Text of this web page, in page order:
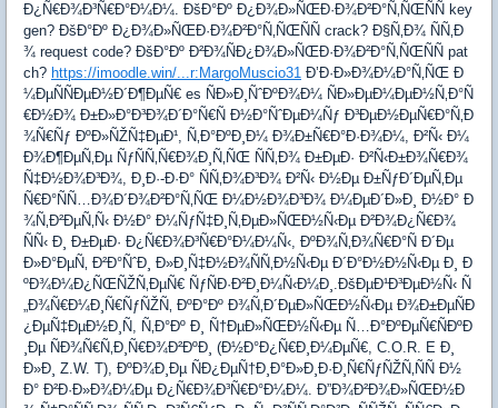
Ð¿Ñ€Ð¾Ð³Ñ€Ð°Ð¼Ð¼. ÐšÐ°Ðº Ð¿Ð¾Ð»ÑŒÐ·Ð¾Ð²Ð°Ñ‚ÑŒÑÑ key
gen? ÐšÐ°Ðº Ð¿Ð¾Ð»ÑŒÐ·Ð¾Ð²Ð°Ñ‚ÑŒÑÑ crack? Ð§Ñ‚Ð¾ ÑÑ‚Ð
¾ request code? ÐšÐ°Ðº Ð²Ð¾ÑÐ¿Ð¾Ð»ÑŒÐ·Ð¾Ð²Ð°Ñ‚ÑŒÑÑ pat
ch? https://imoodle.win/...r:MargoMuscio31 Ð’Ð·Ð»Ð¾Ð¼Ð°Ñ‚ÑŒ Ð
¼ÐµÑÑÐµÐ½Ð´Ð¶ÐµÑ€ es ÑÐ»Ð¸ÑˆÐºÐ¾Ð¼ ÑÐ»ÐµÐ¼ÐµÐ½Ñ‚Ð°Ñ
€Ð½Ð¾ Ð±Ð»Ð°Ð³Ð¾Ð´Ð°Ñ€Ñ Ð½Ð°ÑˆÐµÐ¼Ñƒ Ð³ÐµÐ½ÐµÑ€Ð°Ñ‚Ð
¾Ñ€Ñƒ ÐºÐ»ÑŽÑ‡ÐµÐ¹, Ñ‚Ð°ÐºÐ¸Ð¼ Ð¾Ð±Ñ€Ð°Ð·Ð¾Ð¼, Ð²Ñ‹ Ð¼
Ð¾Ð¶ÐµÑ‚Ðµ ÑƒÑÑ‚Ñ€Ð¾Ð¸Ñ‚ÑŒ ÑÑ‚Ð¾ Ð±ÐµÐ· Ð²Ñ‹Ð±Ð¾Ñ€Ð¾
Ñ‡Ð½Ð¾Ð³Ð¾, Ð¸Ð·-Ð·Ð° ÑÑ‚Ð¾Ð³Ð¾ Ð²Ñ‹ Ð½Ðµ Ð±ÑƒÐ´ÐµÑ‚Ðµ
Ñ€Ð°ÑÑ…Ð¾Ð´Ð¾Ð²Ð°Ñ‚ÑŒ Ð¼Ð½Ð¾Ð³Ð¾ Ð¼ÐµÐ´Ð»Ð¸ Ð½Ð° Ð
¾Ñ‚Ð²ÐµÑ‚Ñ‹ Ð½Ð° Ð¼ÑƒÑ‡Ð¸Ñ‚ÐµÐ»ÑŒÐ½Ñ‹Ðµ Ð²Ð¾Ð¿Ñ€Ð¾
ÑÑ‹ Ð¸ Ð±ÐµÐ· Ð¿Ñ€Ð¾Ð³Ñ€Ð°Ð¼Ð¼Ñ‹, ÐºÐ¾Ñ‚Ð¾Ñ€Ð°Ñ Ð´Ðµ
Ð»Ð°ÐµÑ‚ Ð²Ð°ÑˆÐ¸ Ð»Ð¸Ñ‡Ð½Ð¾ÑÑ‚Ð½Ñ‹Ðµ Ð´Ð°Ð½Ð½Ñ‹Ðµ Ð¸ Ð
ºÐ¾Ð¼Ð¿ÑŒÑŽÑ‚ÐµÑ€ ÑƒÑÐ·Ð²Ð¸Ð¼Ñ‹Ð¼Ð¸.ÐšÐµÐ¹Ð³ÐµÐ½Ñ‹ Ñ
„Ð¾Ñ€Ð¼Ð¸Ñ€ÑƒÑŽÑ‚ ÐºÐ°Ðº Ð¾Ñ‚Ð´ÐµÐ»ÑŒÐ½Ñ‹Ðµ Ð¾Ð±ÐµÑÐ
¿ÐµÑ‡ÐµÐ½Ð¸Ñ, Ñ‚Ð°Ðº Ð¸ Ñ†ÐµÐ»ÑŒÐ½Ñ‹Ðµ Ñ…Ð°ÐºÐµÑ€ÑÐºÐ
¸Ðµ ÑÐ¾Ñ€Ñ‚Ð¸Ñ€Ð¾Ð²ÐºÐ¸ (Ð½Ð°Ð¿Ñ€Ð¸Ð¼ÐµÑ€, C.O.R. E Ð¸
Ð»Ð¸ Z.W. T), ÐºÐ¾Ð¸Ðµ ÑÐ¿ÐµÑ†Ð¸Ð°Ð»Ð¸Ð·Ð¸Ñ€ÑƒÑŽÑ‚ÑÑ Ð½
Ð° Ð²Ð·Ð»Ð¾Ð¼Ðµ Ð¿Ñ€Ð¾Ð³Ñ€Ð°Ð¼Ð¼. Ð”Ð¾Ð²Ð¾Ð»ÑŒÐ½Ð